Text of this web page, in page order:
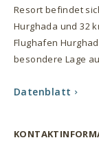
Resort befindet
Hurghada und 32
Flughafen
besondere Lage
Datenblatt
Datenblatt